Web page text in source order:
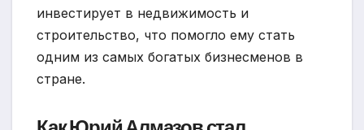
инвестирует в недвижимость и
строительство, что помогло ему стать
одним из самых богатых бизнесменов в
стране.